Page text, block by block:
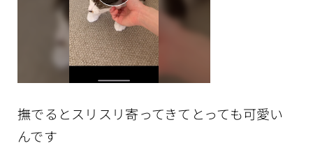
撫でるとスリスリ寄ってきてとっても可愛い
んです